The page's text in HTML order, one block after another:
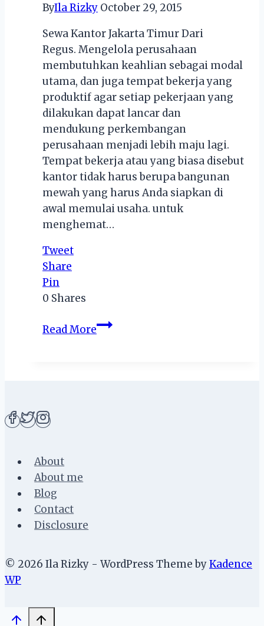
ByIla Rizky October 29, 2015
Sewa Kantor Jakarta Timur Dari
Regus. Mengelola perusahaan
membutuhkan keahlian sebagai modal
utama, dan juga tempat bekerja yang
produktif agar setiap pekerjaan yang
dilakukan dapat lancar dan
mendukung perkembangan
perusahaan menjadi lebih maju lagi.
Tempat bekerja atau yang biasa disebut
kantor tidak harus berupa bangunan
mewah yang harus Anda siapkan di
awal memulai usaha. untuk
menghemat…
Tweet
Share
Pin
0 Shares
Read MoreSewa
About
About me
Blog
Contact
Disclosure
© 2026 Ila Rizky - WordPress Theme byKadence
WP